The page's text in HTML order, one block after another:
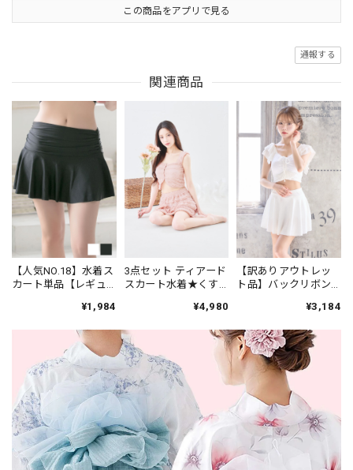
この商品をアプリで見る
通報する
関連商品
【人気NO.18】水着ス
カート単品【レギュ
¥1,984
3点セット ティアード
スカート水着★くす
¥4,980
【訳ありアウトレッ
ト品】バックリボン×
¥3,184